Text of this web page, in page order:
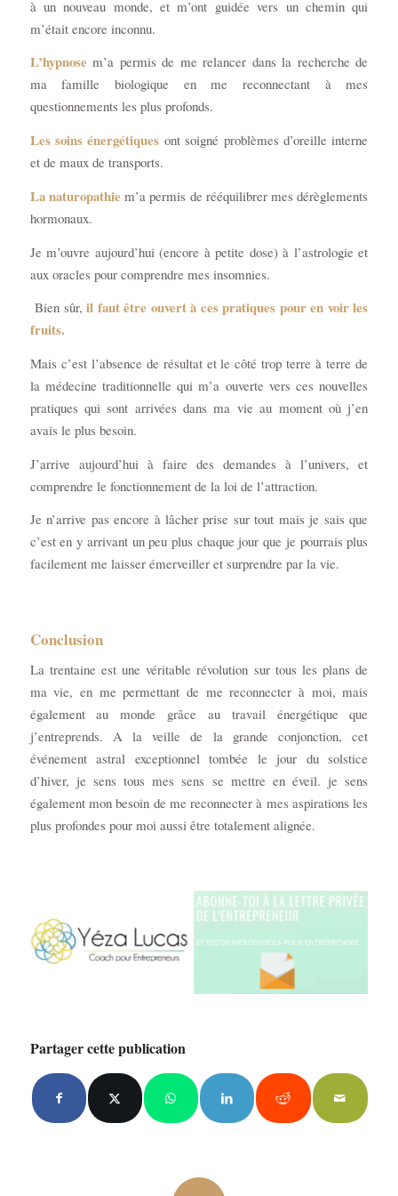
à un nouveau monde, et m’ont guidée vers un chemin qui
m’était encore inconnu.
L’hypnose m’a permis de me relancer dans la recherche de
ma famille biologique en me reconnectant à mes
questionnements les plus profonds.
Les soins énergétiques ont soigné problèmes d’oreille interne
et de maux de transports.
La naturopathie m’a permis de rééquilibrer mes dérèglements
hormonaux.
Je m’ouvre aujourd’hui (encore à petite dose) à l’astrologie et
aux oracles pour comprendre mes insomnies.
Bien sûr, il faut être ouvert à ces pratiques pour en voir les
fruits.
Mais c’est l’absence de résultat et le côté trop terre à terre de
la médecine traditionnelle qui m’a ouverte vers ces nouvelles
pratiques qui sont arrivées dans ma vie au moment où j’en
avais le plus besoin.
J’arrive aujourd’hui à faire des demandes à l’univers, et
comprendre le fonctionnement de la loi de l’attraction.
Je n’arrive pas encore à lâcher prise sur tout mais je sais que
c’est en y arrivant un peu plus chaque jour que je pourrais plus
facilement me laisser émerveiller et surprendre par la vie.
Conclusion
La trentaine est une véritable révolution sur tous les plans de
ma vie, en me permettant de me reconnecter à moi, mais
également au monde grâce au travail énergétique que
j’entreprends. A la veille de la grande conjonction, cet
événement astral exceptionnel tombée le jour du solstice
d’hiver, je sens tous mes sens se mettre en éveil. je sens
également mon besoin de me reconnecter à mes aspirations les
plus profondes pour moi aussi être totalement alignée.
Partager cette publication